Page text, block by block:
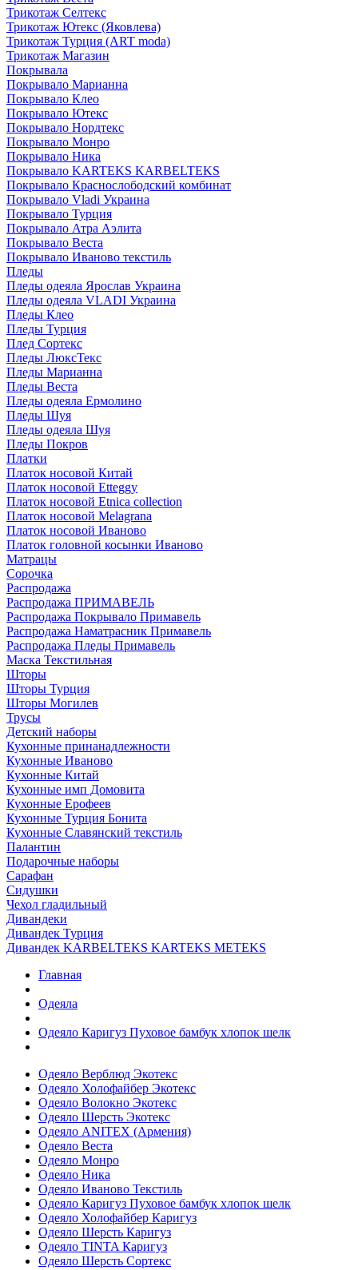
Трикотаж Селтекс
Трикотаж Ютекс (Яковлева)
Трикотаж Турция (ART moda)
Трикотаж Магазин
Покрывала
Покрывало Марианна
Покрывало Клео
Покрывало Ютекс
Покрывало Нордтекс
Покрывало Монро
Покрывало Ника
Покрывало KARTEKS KARBELTEKS
Покрывало Краснослободский комбинат
Покрывало Vladi Украина
Покрывало Турция
Покрывало Атра Аэлита
Покрывало Веста
Покрывало Иваново текстиль
Пледы
Пледы одеяла Ярослав Украина
Пледы одеяла VLADI Украина
Пледы Клео
Пледы Турция
Плед Сортекс
Пледы ЛюксТекс
Пледы Марианна
Пледы Веста
Пледы одеяла Ермолино
Пледы Шуя
Пледы одеяла Шуя
Пледы Покров
Платки
Платок носовой Китай
Платок носовой Etteggy
Платок носовой Etnica collection
Платок носовой Melagrana
Платок носовой Иваново
Платок головной косынки Иваново
Матрацы
Сорочка
Распродажа
Распродажа ПРИМАВЕЛЬ
Распродажа Покрывало Примавель
Распродажа Наматрасник Примавель
Распродажа Пледы Примавель
Маска Текстильная
Шторы
Шторы Турция
Шторы Могилев
Трусы
Детский наборы
Кухонные принанадлежности
Кухонные Иваново
Кухонные Китай
Кухонные имп Домовита
Кухонные Ерофеев
Кухонные Турция Бонита
Кухонные Славянский текстиль
Палантин
Подарочные наборы
Сарафан
Сидушки
Чехол гладильный
Дивандеки
Дивандек Турция
Дивандек KARBELTEKS KARTEKS METEKS
Главная
Одеяла
Одеяло Каригуз Пуховое бамбук хлопок шелк
Одеяло Верблюд Экотекс
Одеяло Холофайбер Экотекс
Одеяло Волокно Экотекс
Одеяло Шерсть Экотекс
Одеяло ANITEX (Армения)
Одеяло Веста
Одеяло Монро
Одеяло Ника
Одеяло Иваново Текстиль
Одеяло Каригуз Пуховое бамбук хлопок шелк
Одеяло Холофайбер Каригуз
Одеяло Шерсть Каригуз
Одеяло TINTA Каригуз
Одеяло Шерсть Сортекс